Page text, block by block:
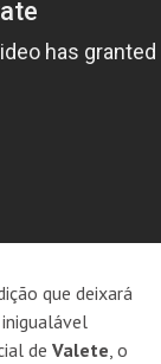
que deixará
de Valete , o